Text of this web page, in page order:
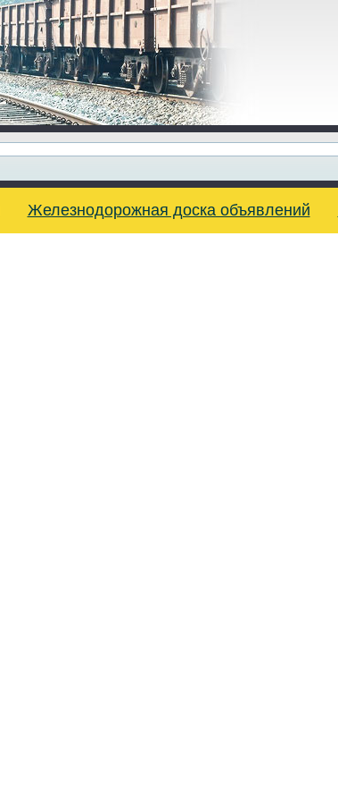
Железнодорожная доска объявлений